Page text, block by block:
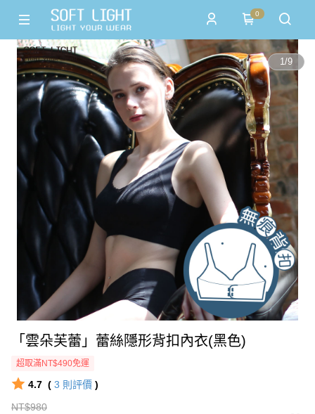
0
1/9
「雲朵芙蕾」蕾絲隱形背扣內衣(黑色)
超取滿NT$490免運
4.7 ( 3 則評價 )
NT$980